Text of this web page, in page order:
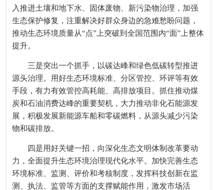
入推进土壤和地下水、固体废物、新污染物治理，加强
生态保护修复，注重解决好群众身边的急难愁盼问题，
推动生态环境质量从“点”上突破到全国范围内“面”上整体
提升。
三是突出一个抓手，以碳达峰和绿色低碳转型推进
源头治理。用好生态环境标准、分区管控、环评等有效
手段，有力有效管控高耗能、高排放项目。抓住推动煤
炭和石油消费达峰的重要契机，大力推动非化石能源发
展，积极发展新能源车船和零碳燃料，从源头减少污染
物和碳排放。
四是用好关键一招，向深化生态文明体制改革要动
力，全面提升生态环境治理现代化水平。加快完善生态
环境标准、监测、评价和考核制度，发挥科技创新在监
测、执法、监管等方面的支撑赋能作用，激发市场活